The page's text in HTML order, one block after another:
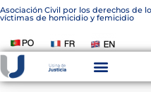
Asociación Civil por los derechos de
víctimas de homicidio y femicidio